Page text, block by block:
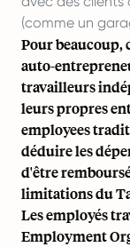
(comme un
Pour beaucoup,
auto-
travailleurs
leurs propres
employees
déduire les
d'être
limitations du
Les employés
Employment